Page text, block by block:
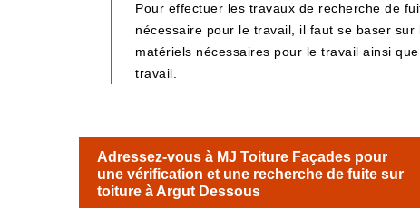
Pour effectuer les travaux de recherche de
nécessaire pour le travail, il faut se baser
matériels nécessaires pour le travail ainsi
travail.
Adressez-vous à MJ Toiture Façades pour
une vérification et une recherche de fuite sur
toiture à Argut Dessous